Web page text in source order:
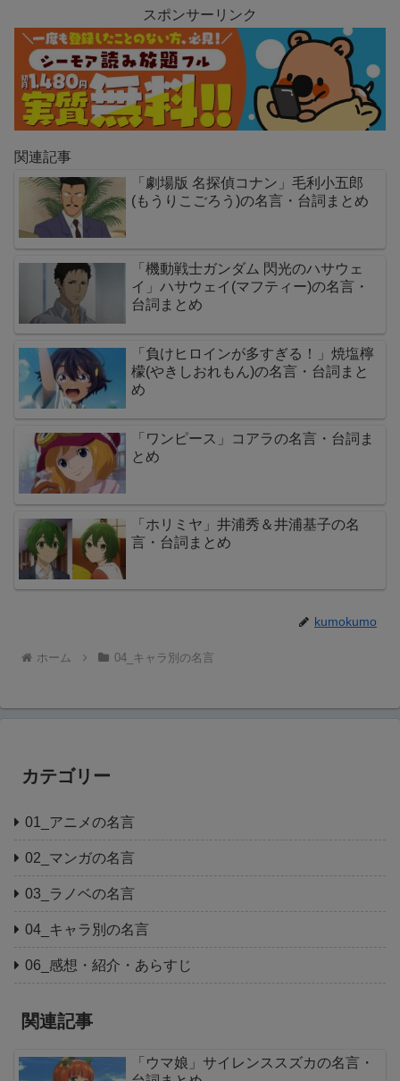
スポンサーリンク
関連記事
「劇場版 名探偵コナン」毛利小五郎
(もうりこごろう)の名言・台詞まとめ
「機動戦士ガンダム 閃光のハサウェ
イ」ハサウェイ(マフティー)の名言・
台詞まとめ
「負けヒロインが多すぎる！」焼塩檸
檬(やきしおれもん)の名言・台詞まと
め
「ワンピース」コアラの名言・台詞ま
とめ
「ホリミヤ」井浦秀＆井浦基子の名
言・台詞まとめ
kumokumo
ホーム 04_キャラ別の名言
カテゴリー
01_アニメの名言
02_マンガの名言
03_ラノベの名言
04_キャラ別の名言
06_感想・紹介・あらすじ
関連記事
「ウマ娘」サイレンススズカの名言・